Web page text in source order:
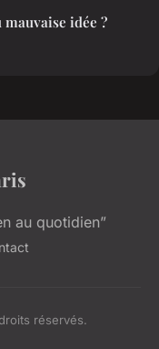
idée ?
au quotidien”
réservés.